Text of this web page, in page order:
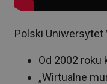
Polski Uniwersytet
Od 2002 roku
„Wirtualne